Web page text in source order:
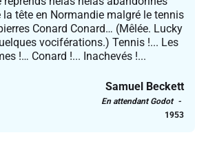
la tête en Normandie malgré le tennis
Conard Conard… (Mêlée. Lucky
vociférations.) Tennis !... Les
!… Conard !... Inachevés !...
Samuel Beckett
En attendant Godot
1953